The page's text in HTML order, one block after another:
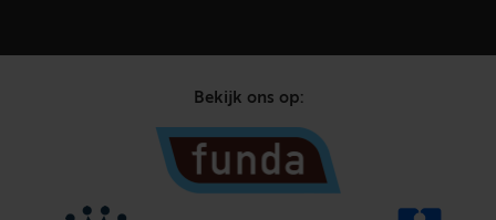
Bekijk ons op: